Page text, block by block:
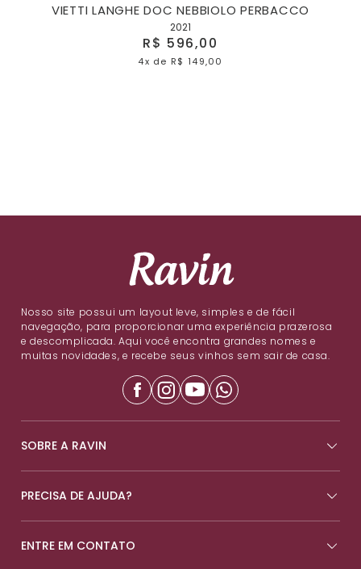
VIETTI LANGHE DOC NEBBIOLO PERBACCO
2021
R$ 596,00
4x de R$ 149,00
Nosso site possui um layout leve, simples e de fácil
navegação, para proporcionar uma experiência prazerosa
e descomplicada. Aqui você encontra grandes nomes e
muitas novidades, e recebe seus vinhos sem sair de casa.
SOBRE A RAVIN
PRECISA DE AJUDA?
ENTRE EM CONTATO